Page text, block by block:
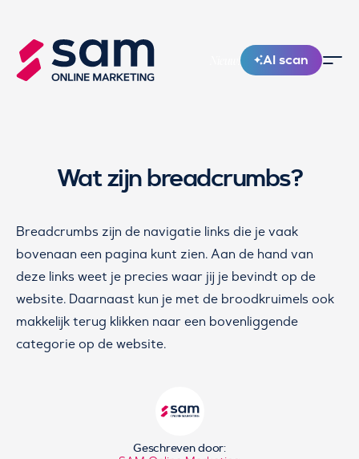
Nieuw! AI scan
Wat zijn breadcrumbs?
Breadcrumbs zijn de navigatie links die je vaak
bovenaan een pagina kunt zien. Aan de hand van
deze links weet je precies waar jij je bevindt op de
website. Daarnaast kun je met de broodkruimels ook
makkelijk terug klikken naar een bovenliggende
categorie op de website.
Geschreven door: